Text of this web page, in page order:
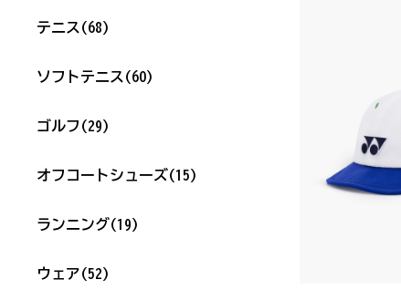
テニス (68)
ソフトテニス (60)
ゴルフ (29)
オフコートシューズ(15)
ランニング(19)
ウェア(52)